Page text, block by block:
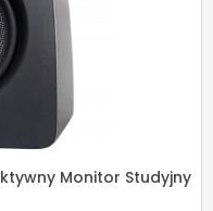
Monitor Studyjny